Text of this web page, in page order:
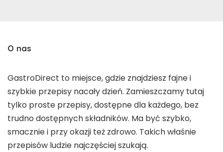
O nas
GastroDirect to miejsce, gdzie znajdziesz fajne i
szybkie przepisy nacały dzień. Zamieszczamy tutaj
tylko proste przepisy, dostępne dla każdego, bez
trudno dostępnych składników. Ma być szybko,
smacznie i przy okazji też zdrowo. Takich właśnie
przepisów ludzie najczęściej szukają.